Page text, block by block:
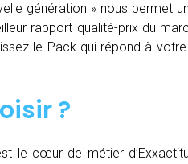
génération » nous permet
rapport qualité-prix du
le Pack qui répond à
?
le cœur de métier